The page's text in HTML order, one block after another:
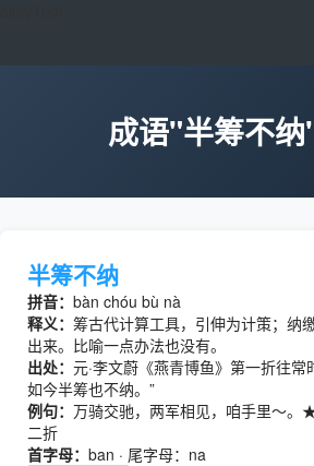
成语"半筹不
半筹不纳
拼音： bàn chóu bù nà
释义： 筹古代计算工具，引伸为计策；纳
出来。比喻一点办法也没有。
出处： 元·李文蔚《燕青博鱼》第一折往
如今半筹也不纳。”
例句： 万骑交驰，两军相见，咱手里～。
二折
首字母： ban · 尾字母：na